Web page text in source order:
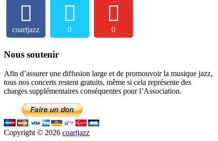
coartjazz 0 0
Nous soutenir
Afin d’assurer une diffusion large et de promouvoir la musique jazz,
tous nos concerts restent gratuits, même si cela représente des
charges supplémentaires conséquentes pour l’Association.
Copyright © 2026 coartjazz